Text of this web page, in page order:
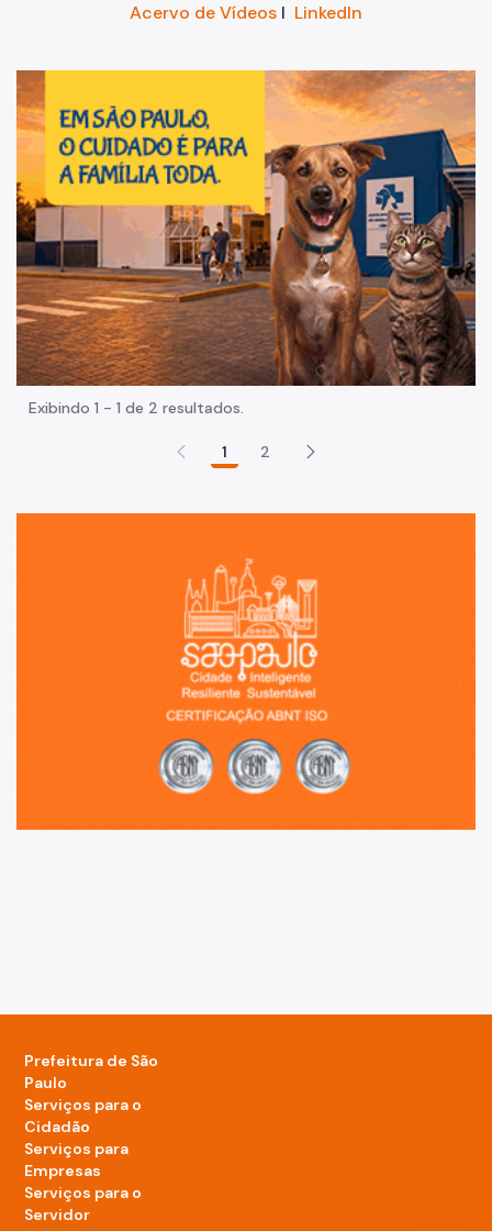
Acervo de Vídeos I LinkedIn
Exibindo 1 - 1 de 2 resultados.
1 2
Prefeitura de São
Paulo
Serviços para o
Cidadão
Serviços para
Empresas
Serviços para o
Servidor